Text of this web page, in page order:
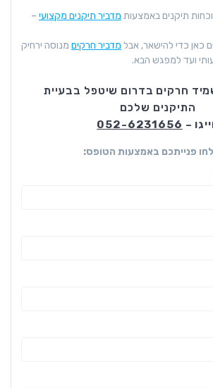
תיקנים באמצעות מדביר תיקנים מקצועי –
כאן כדי להישאר, אבל מדביר חרקים מנוסה ירחיק
ועד למפגש הבא.
חרקים בדרום שיטפל בבעיית
התיקנים שלכם
–
052-6231656
פנייתכם באמצעות הטופס: